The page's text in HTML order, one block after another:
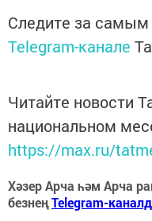
Следите за
Telegram-канале
Читайте новости
национальном
https://max.ru/
Хәзер Арча һәм Арча
безнеңTelegram-